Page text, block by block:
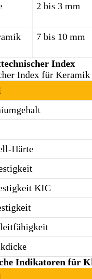
2 bis 3 mm
7 bis 10 mm
Index
Index für Keramik
Härte
KΙC
Indikatoren für